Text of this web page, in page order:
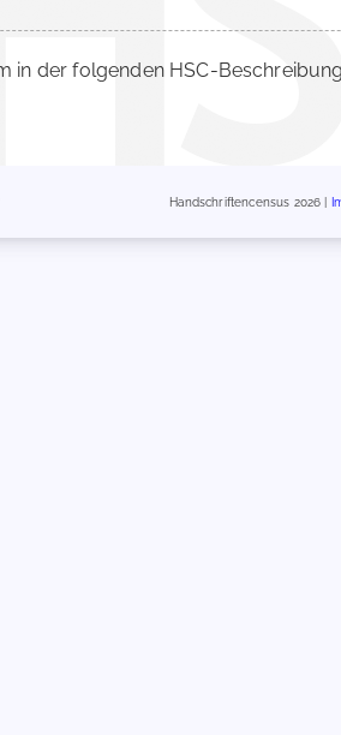
in der folgenden HSC-
Handschriftencensus 2026 |